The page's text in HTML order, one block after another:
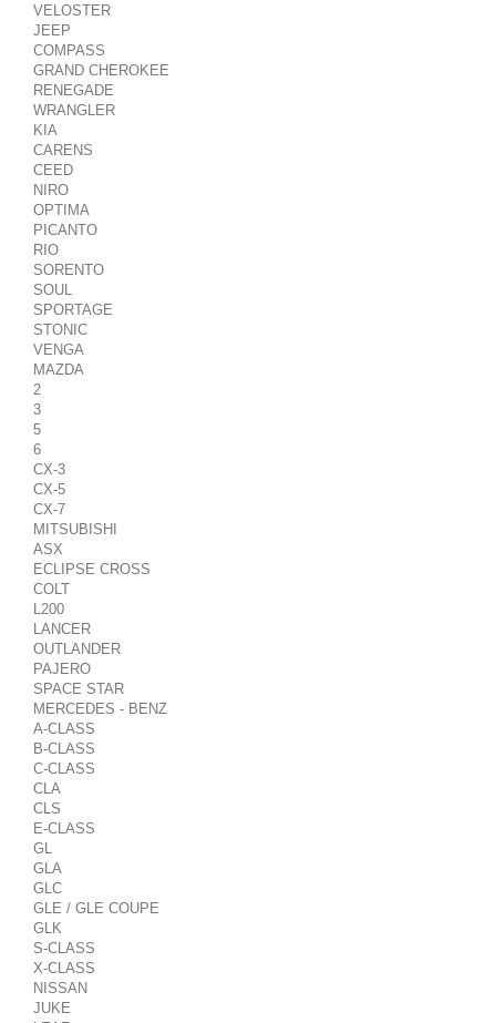
VELOSTER
JEEP
COMPASS
GRAND CHEROKEE
RENEGADE
WRANGLER
KIA
CARENS
CEED
NIRO
OPTIMA
PICANTO
RIO
SORENTO
SOUL
SPORTAGE
STONIC
VENGA
MAZDA
2
3
5
6
CX-3
CX-5
CX-7
MITSUBISHI
ASX
ECLIPSE CROSS
COLT
L200
LANCER
OUTLANDER
PAJERO
SPACE STAR
MERCEDES - BENZ
A-CLASS
B-CLASS
C-CLASS
CLA
CLS
E-CLASS
GL
GLA
GLC
GLE / GLE COUPE
GLK
S-CLASS
X-CLASS
NISSAN
JUKE